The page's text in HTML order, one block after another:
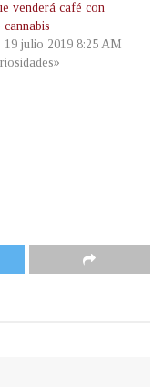
venderá café con
cannabis
19 julio 2019 8:25 AM